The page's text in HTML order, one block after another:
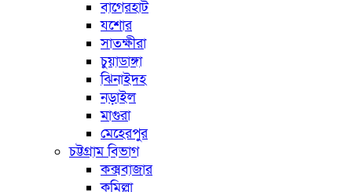
বাগেরহাট
যশোর
সাতক্ষীরা
চুয়াডাঙ্গা
ঝিনাইদহ
নড়াইল
মাগুরা
মেহেরপুর
চট্টগ্রাম বিভাগ
কক্সবাজার
কুমিল্লা